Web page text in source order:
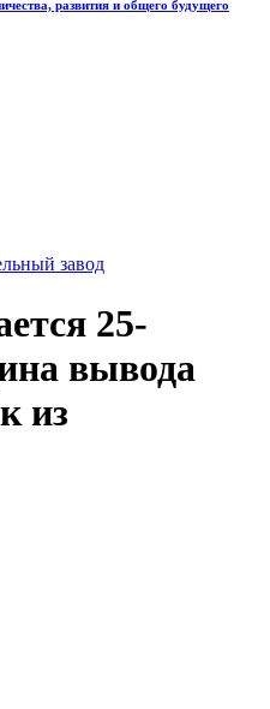
развития и общего будущего
завод
25-
вывода
из